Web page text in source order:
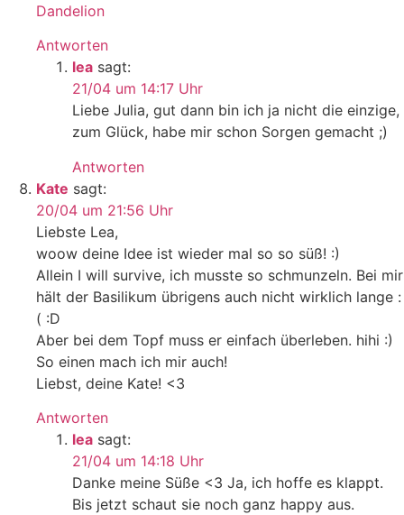
Dandelion
Antworten
lea sagt:
21/04 um 14:17 Uhr
Liebe Julia, gut dann bin ich ja nicht die einzige,
zum Glück, habe mir schon Sorgen gemacht ;)
Antworten
Kate sagt:
20/04 um 21:56 Uhr
Liebste Lea,
woow deine Idee ist wieder mal so so süß! :)
Allein I will survive, ich musste so schmunzeln. Bei mir
hält der Basilikum übrigens auch nicht wirklich lange :
( :D
Aber bei dem Topf muss er einfach überleben. hihi :)
So einen mach ich mir auch!
Liebst, deine Kate! <3
Antworten
lea sagt:
21/04 um 14:18 Uhr
Danke meine Süße <3 Ja, ich hoffe es klappt.
Bis jetzt schaut sie noch ganz happy aus.